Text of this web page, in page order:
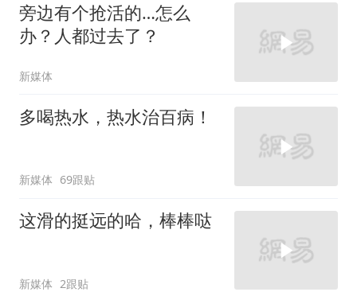
旁边有个抢活的…怎么
办？人都过去了？
新媒体
多喝热水，热水治百病！
新媒体 69跟贴
这滑的挺远的哈，棒棒哒
新媒体 2跟贴